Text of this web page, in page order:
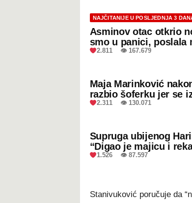
NAJČITANIJE U POSLJEDNJA 3
Asminov otac otkrio
smo u panici, poslala
2.811 👁 167.679
Maja Marinković
razbio šoferku jer se
2.311 👁 130.071
Supruga ubijenog
“Digao je majicu i
1.526 👁 87.597
Stanivuković poručuje da